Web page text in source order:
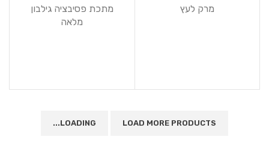
מרק לעץ
מתכת פסיבציה גילבון
מלאה
LOAD MORE PRODUCTS
LOADING...